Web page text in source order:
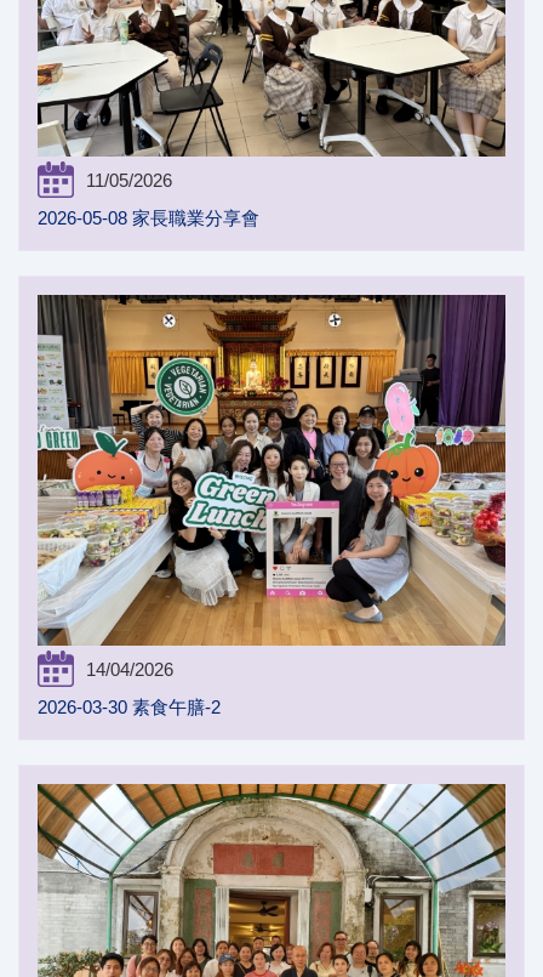
11/05/2026
2026-05-08 家長職業分享會
14/04/2026
2026-03-30 素食午膳-2